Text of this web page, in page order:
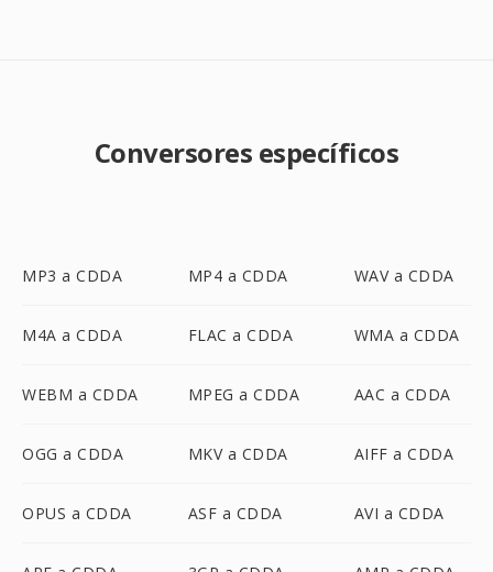
Conversores específicos
MP3 a CDDA MP4 a CDDA WAV a CDDA
M4A a CDDA FLAC a CDDA WMA a CDDA
WEBM a CDDA MPEG a CDDA AAC a CDDA
OGG a CDDA MKV a CDDA AIFF a CDDA
OPUS a CDDA ASF a CDDA AVI a CDDA